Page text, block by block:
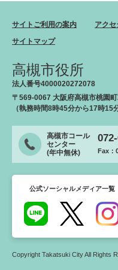
サイトご利用の案内
アク
サイトマップ
高槻市役所
法人番号4000020272078
〒569-0067 大阪府高槻市桃園
（執務時間8時45分から17時15分
高槻市コール
センター
(年中無休)
Fax：
公式ソーシャルメディア一覧
Copyright Takatsuki City All Rights